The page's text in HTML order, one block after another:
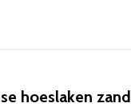
hoeslaken zand